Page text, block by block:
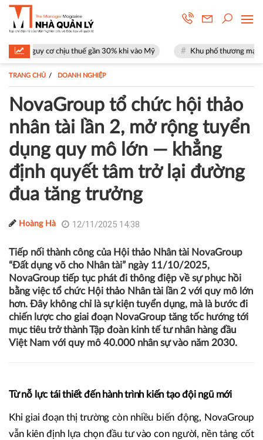
thuế gần 30% khi vào Mỹ Khu phố thương mại SOHO tại The
TRANG CHỦ DOANH NGHIỆP
NovaGroup tổ chức hội thảo
nhân tài lần 2, mở rộng tuyển
dụng quy mô lớn — khẳng
định quyết tâm trở lại đường
đua tăng trưởng
Hoàng Hà 12/11/2025 14:38
Tiếp nối thành công của Hội thảo Nhân tài NovaGroup
“Đất dụng võ cho Nhân tài” ngày 11/10/2025,
NovaGroup tiếp tục phát đi thông điệp về sự phục hồi
bằng việc tổ chức Hội thảo Nhân tài lần 2 với quy mô lớn
hơn. Đây không chỉ là sự kiện tuyển dụng, mà là bước đi
chiến lược cho giai đoạn NovaGroup tăng tốc hướng tới
mục tiêu trở thành Tập đoàn kinh tế tư nhân hàng đầu
Việt Nam với quy mô 40.000 nhân sự vào năm 2030.
Từ nỗ lực tái thiết đến hành trình kiến tạo đội ngũ mới
Khi giai đoạn thị trường còn nhiều biến động, NovaGroup
vẫn kiên định lựa chọn đầu tư vào con người, nền tảng cốt